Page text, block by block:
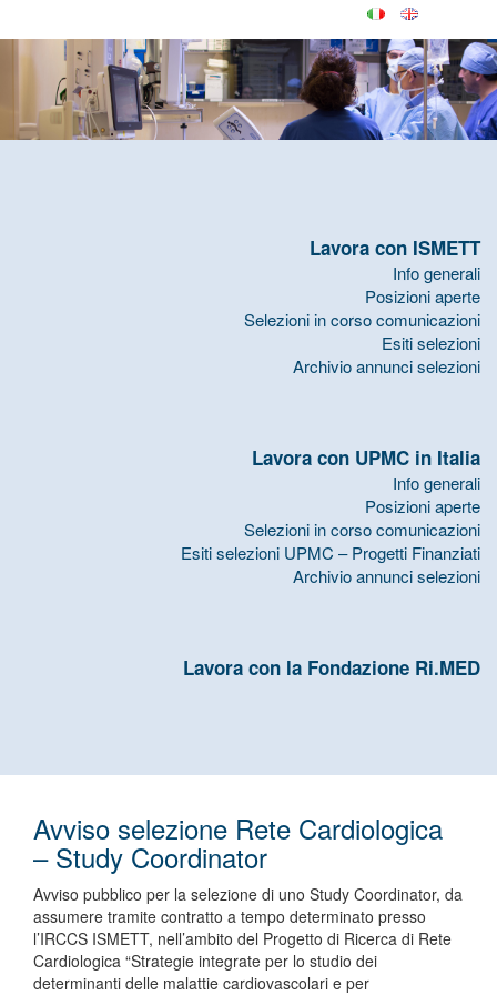
Lavora con ISMETT
Info generali
Posizioni aperte
Selezioni in corso comunicazioni
Esiti selezioni
Archivio annunci selezioni
Lavora con UPMC in Italia
Info generali
Posizioni aperte
Selezioni in corso comunicazioni
Esiti selezioni UPMC – Progetti Finanziati
Archivio annunci selezioni
Lavora con la Fondazione Ri.MED
Avviso selezione Rete Cardiologica
– Study Coordinator
Avviso pubblico per la selezione di uno Study Coordinator, da
assumere tramite contratto a tempo determinato presso
l’IRCCS ISMETT, nell’ambito del Progetto di Ricerca di Rete
Cardiologica “Strategie integrate per lo studio dei
determinanti delle malattie cardiovascolari e per